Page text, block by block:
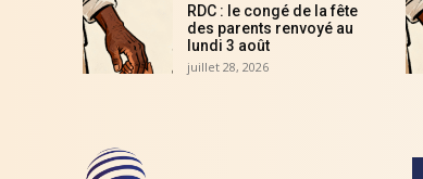
RDC : le congé de la fête
des parents renvoyé au
lundi 3 août
juillet 28, 2026